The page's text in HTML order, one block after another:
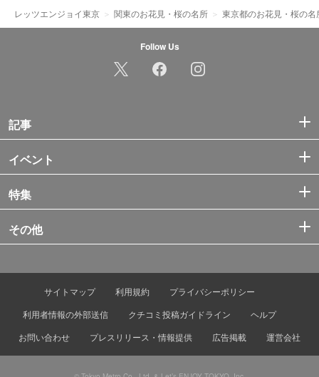
レッツエンジョイ東京 関東のお花見・桜の名所 東京都のお花見・桜の名
Follow Us
記事
イベント
特集
その他
サイトマップ 利用規約
プライバシーポリシー
利用者情報の外部送信
クチコミ投稿ガイドライン
ヘルプ
お問い合わせ
プレスリリース・情報提供 広告掲載 運営会社